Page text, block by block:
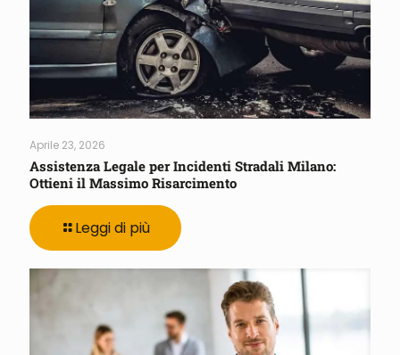
Aprile 23, 2026
Assistenza Legale per Incidenti Stradali Milano:
Ottieni il Massimo Risarcimento
Leggi di più